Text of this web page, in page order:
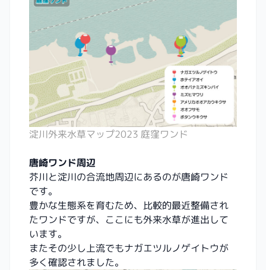
淀川外来水草マップ2023 庭窪ワンド
唐崎ワンド周辺
芥川と淀川の合流地周辺にあるのが唐崎ワンド
です。
豊かな生態系を育むため、比較的最近整備され
たワンドですが、ここにも外来水草が進出して
います。
またその少し上流でもナガエツルノゲイトウが
多く確認されました。